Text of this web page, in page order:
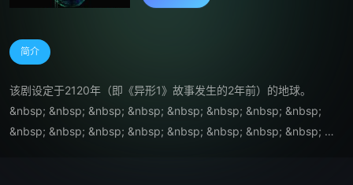
简介
该剧设定于2120年（即《异形1》故事发生的2年前）的地球。
&nbsp; &nbsp; &nbsp; &nbsp; &nbsp; &nbsp; &nbsp; &nbsp;
&nbsp; &nbsp; &nbsp; &nbsp; &nbsp; &nbsp; &nbsp; &nbsp;